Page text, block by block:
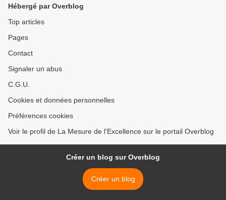
Hébergé par Overblog
Top articles
Pages
Contact
Signaler un abus
C.G.U.
Cookies et données personnelles
Préférences cookies
Voir le profil de La Mesure de l'Excellence sur le portail Overblog
Créer un blog sur Overblog
Créer un blog